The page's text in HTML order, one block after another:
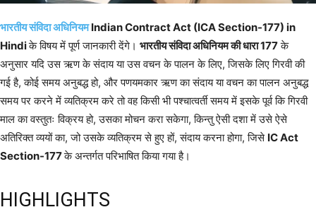
भारतीय संविदा अधिनियमIndian Contract Act (ICA Section-177) in
Hindiके विषय में पूर्ण जानकारी देंगे। भारतीय संविदा अधिनियम की धारा 177के
अनुसार यदि उस ऋण के संदाय या उस वचन के पालन के लिए, जिसके लिए गिरवी की
गई है, कोई समय अनुबद्ध हो, और पणयमकार ऋण का संदाय या वचन का पालन अनुबद्ध
समय पर करने में व्यतिक्रम करे तो वह किसी भी पश्चात्वर्ती समय में इसके पूर्व कि गिरवी
माल का वस्तुतः विक्रय हो, उसका मोचन करा सकेगा, किन्तु ऐसी दशा में उसे ऐसे
अतिरिक्त व्ययों का, जो उसके व्यतिक्रम से हुए हों, संदाय करना होगा, जिसे IC Act
Section-177के अन्तर्गत परिभाषित किया गया है।
HIGHLIGHTS